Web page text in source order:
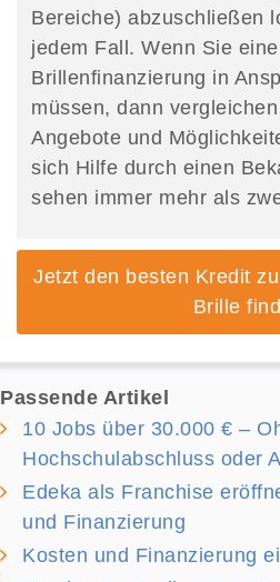
Bereiche) abzuschließen
jedem Fall. Wenn Sie
Brillenfinanzierung in
müssen, dann
Angebote und
sich Hilfe durch einen
sehen immer mehr als
Jetzt den besten Kredit
Brille
Passende Artikel
10 Jobs über 30.000 € –
Hochschulabschluss oder
Edeka als Franchise
und Finanzierung
Kosten und Finanzierung